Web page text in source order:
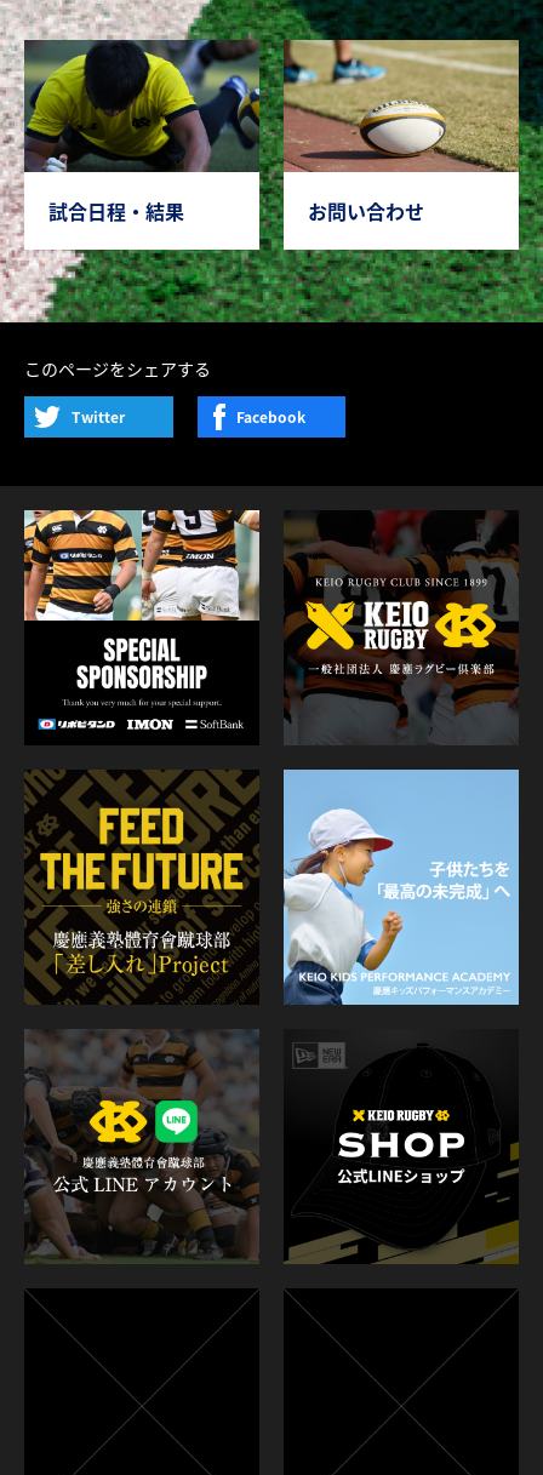
試合日程・結果 お問い合わせ
このページをシェアする
Twitter Facebook